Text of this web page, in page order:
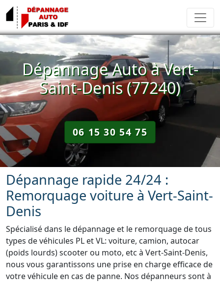
Dépannage Auto à Vert-
Saint-Denis (77240)
06 15 30 54 75
Dépannage rapide 24/24 :
Remorquage voiture à Vert-Saint-
Denis
Spécialisé dans le dépannage et le remorquage de tous
types de véhicules PL et VL: voiture, camion, autocar
(poids lourds) scooter ou moto, etc à Vert-Saint-Denis,
nous vous garantissons une prise en charge efficace de
votre véhicule en cas de panne. Nos dépanneurs sont à